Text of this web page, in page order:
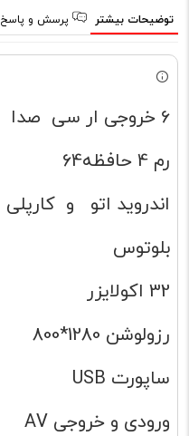
توضیحات بیشتر پرسش و پاسخ
6 خروجی ار سی صدا
رم 4 حافظه64
اندروید اتو و کارپلی
بلوتوس
32 اکولایزر
رزولوشن 1280*800
ساپورت USB
ورودی و خروجی AV